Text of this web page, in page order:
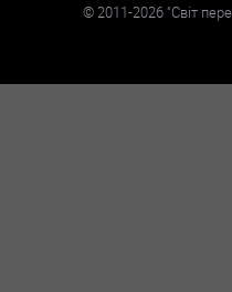
©2011-2026"Світ